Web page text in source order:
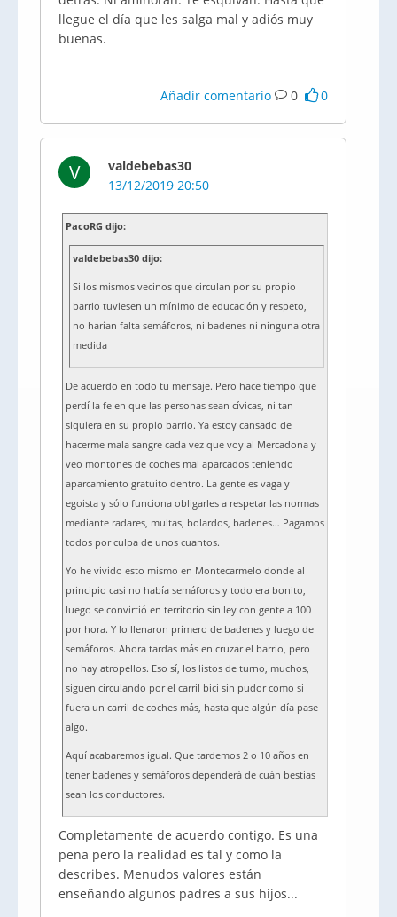
llegue el día que les salga mal y adiós muy
buenas.
Añadir comentario 0 0
V
valdebebas30
13/12/2019 20:50
PacoRG dijo:
valdebebas30 dijo:
Si los mismos vecinos que circulan por su propio
barrio tuviesen un mínimo de educación y respeto,
no harían falta semáforos, ni badenes ni ninguna otra
medida
De acuerdo en todo tu mensaje. Pero hace tiempo que
perdí la fe en que las personas sean cívicas, ni tan
siquiera en su propio barrio. Ya estoy cansado de
hacerme mala sangre cada vez que voy al Mercadona y
veo montones de coches mal aparcados teniendo
aparcamiento gratuito dentro. La gente es vaga y
egoista y sólo funciona obligarles a respetar las normas
mediante radares, multas, bolardos, badenes… Pagamos
todos por culpa de unos cuantos.
Yo he vivido esto mismo en Montecarmelo donde al
principio casi no había semáforos y todo era bonito,
luego se convirtió en territorio sin ley con gente a 100
por hora. Y lo llenaron primero de badenes y luego de
semáforos. Ahora tardas más en cruzar el barrio, pero
no hay atropellos. Eso sí, los listos de turno, muchos,
siguen circulando por el carril bici sin pudor como si
fuera un carril de coches más, hasta que algún día pase
algo.
Aquí acabaremos igual. Que tardemos 2 o 10 años en
tener badenes y semáforos dependerá de cuán bestias
sean los conductores.
Completamente de acuerdo contigo. Es una
pena pero la realidad es tal y como la
describes. Menudos valores están
enseñando algunos padres a sus hijos...